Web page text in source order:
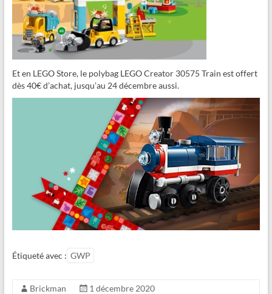
Et en LEGO Store, le polybag LEGO Creator 30575 Train est offert
dès 40€ d’achat, jusqu’au 24 décembre aussi.
Étiqueté avec : GWP
Brickman
1 décembre 2020